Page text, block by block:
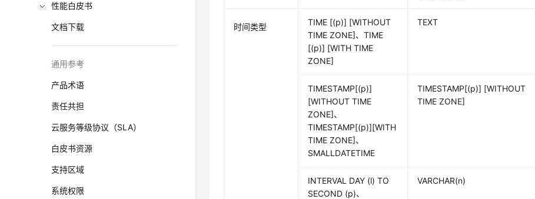
性能白皮书
文档下载
通用参考
产品术语
责任共担
云服务等级协议（SLA）
白皮书资源
支持区域
系统权限
时间类型
TIME [(p)] [WITHOUT
TIME ZONE]、TIME
[(p)] [WITH TIME
ZONE]
TEXT
TIMESTAMP[(p)]
[WITHOUT TIME
ZONE]、
TIMESTAMP[(p)][WITH
TIME ZONE]、
SMALLDATETIME
TIMESTAMP[(p)] [WITHOUT
TIME ZONE]
INTERVAL DAY (l) TO
SECOND (p)、
VARCHAR(n)